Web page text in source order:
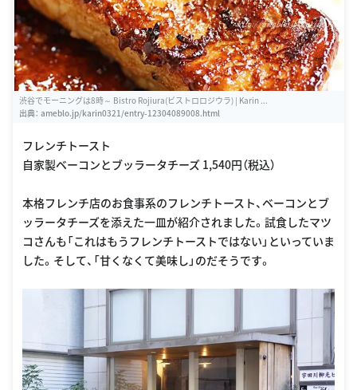
渋谷でモーニングは8時～ Bistro Rojiura(ビストロロジウラ) | Karin ...
出典： ameblo.jp/karin0321/entry-12304089008.html
フレンチトースト
自家製ベーコンとブッラータチーズ 1,540円（税込）
本格フレンチ店のお食事系のフレンチトースト、ベーコンとブ
ッラータチーズを添えた一皿が紹介されました。試食したマツ
コさんも「これはもうフレンチトーストではない」といっていま
した。そして、「甘くなくて美味し」のだそうです。